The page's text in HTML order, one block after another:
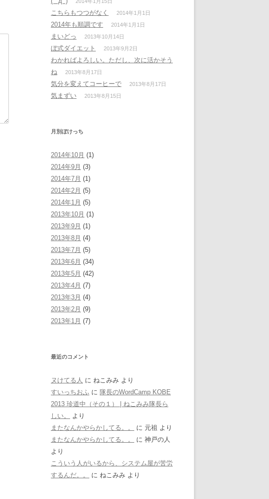
こちらもつつがなく 2014年1月1日
2014年も順調です 2014年1月1日
まいどっ 2013年10月14日
ぼ式ダイエット 2013年9月2日
わかればよろしい。ただし、次に活かそう
ね
2013年8月17日
気分を変えてコーヒーで 2013年8月17日
気まずい 2013年8月15日
月別ぼけっち
2014年10月 (1)
2014年9月 (3)
2014年7月 (1)
2014年2月 (5)
2014年1月 (5)
2013年10月 (1)
2013年9月 (1)
2013年8月 (4)
2013年7月 (5)
2013年6月 (34)
2013年5月 (42)
2013年4月 (7)
2013年3月 (4)
2013年2月 (9)
2013年1月 (7)
最近のコメント
ヌけてる人 に ねこみみ より
すいっちおふ に 隊長のWordCamp KOBE
2013 珍道中（その１） | ねこみみ隊長ら
しい。
より
またなんかやらかしてる。。
に 元祖 より
またなんかやらかしてる。。
に 神戸の人
より
こういう人がいるから、システム屋が苦労
するんだ。。
に ねこみみ より